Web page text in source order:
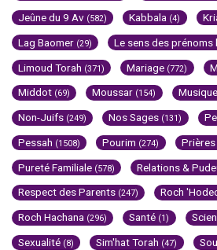
Jeûne du 9 Av (582) Kabbala (4)
Lag Baomer (29) Le sens des prénoms
Limoud Torah (371) Mariage (772)
Middot (69) Moussar (154)
Non-Juifs (249) Nos Sages (131)
Pessah (1508) Pourim (274) Prières
Pureté Familiale (578) Relations &
Respect des Parents (247) Roch
Roch Hachana (296) Santé (1)
Sexualité (8) Sim'hat Torah (47)